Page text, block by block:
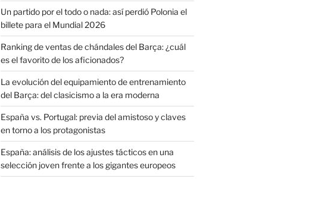
Un partido por el todo o nada: así perdió Polonia el
billete para el Mundial 2026
Ranking de ventas de chándales del Barça: ¿cuál
es el favorito de los aficionados?
La evolución del equipamiento de entrenamiento
del Barça: del clasicismo a la era moderna
España vs. Portugal: previa del amistoso y claves
en torno a los protagonistas
España: análisis de los ajustes tácticos en una
selección joven frente a los gigantes europeos